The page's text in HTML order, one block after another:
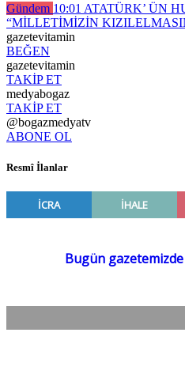
Gündem 10:01 ATATÜRK’ ÜN
“MİLLETİMİZİN
gazetevitamin
BEĞEN
gazetevitamin
TAKİP ET
medyabogaz
TAKİP ET
@bogazmedyatv
ABONE OL
Resmî İlanlar